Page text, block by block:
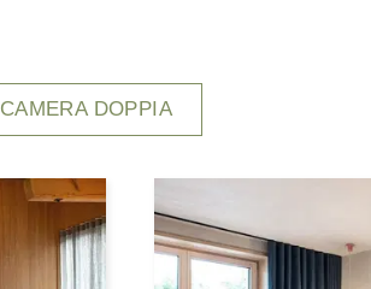
CAMERA DOPPIA